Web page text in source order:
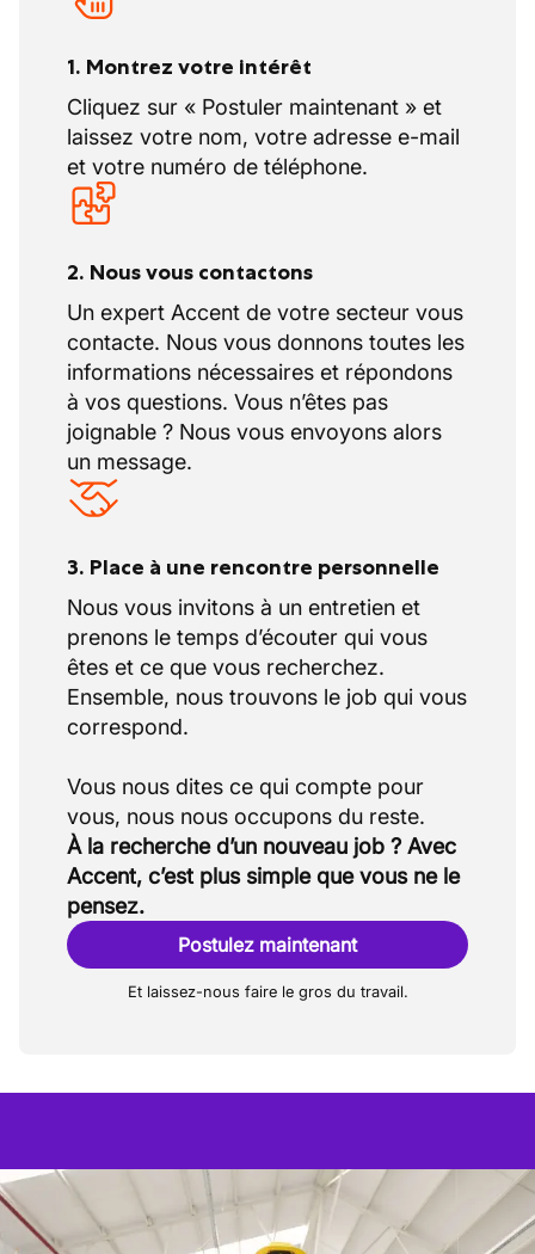
1. Montrez votre intérêt
Cliquez sur « Postuler maintenant » et
laissez votre nom, votre adresse e-mail
et votre numéro de téléphone.
2. Nous vous contactons
Un expert Accent de votre secteur vous
contacte. Nous vous donnons toutes les
informations nécessaires et répondons
à vos questions. Vous n’êtes pas
joignable ? Nous vous envoyons alors
un message.
3. Place à une rencontre personnelle
Nous vous invitons à un entretien et
prenons le temps d’écouter qui vous
êtes et ce que vous recherchez.
Ensemble, nous trouvons le job qui vous
correspond.
Vous nous dites ce qui compte pour
À la recherche d’un nouveau job ? Avec
Accent, c’est plus simple que vous ne le
pensez.
Postulez maintenant
Et laissez-nous faire le gros du travail.